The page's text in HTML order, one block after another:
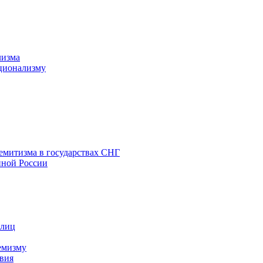
в государствах СНГ
России